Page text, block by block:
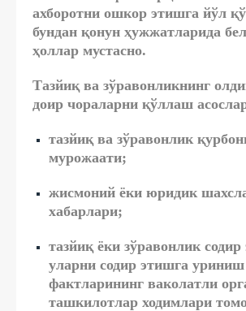
ахборотни ошкор этишга йўл
бундан қонун ҳужжатларида
ҳоллар мустасно.
Тазйиқ ва зўравонликнинг
доир чораларни қўллаш
тазйиқ ва зўравонлик
мурожаати;
жисмоний ёки юридик
хабарлари;
тазйиқ ёки зўравонлик
уларни содир этишга уриниш
фактларининг ваколатли
ташкилотлар ходимлари